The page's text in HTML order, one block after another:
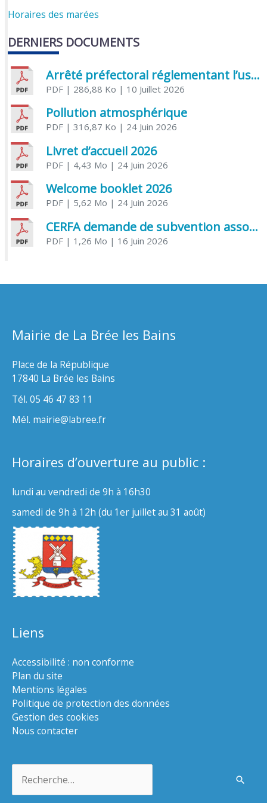
Horaires des marées
DERNIERS DOCUMENTS
Arrêté préfectoral réglementant l’usage de l’eau
PDF| 286,88 Ko | 10 Juillet 2026
Pollution atmosphérique
PDF| 316,87 Ko | 24 Juin 2026
Livret d’accueil 2026
PDF| 4,43 Mo | 24 Juin 2026
Welcome booklet 2026
PDF| 5,62 Mo | 24 Juin 2026
CERFA demande de subvention association
PDF| 1,26 Mo | 16 Juin 2026
Mairie de La Brée les Bains
Place de la République
17840 La Brée les Bains
Tél. 05 46 47 83 11
Mél. mairie@labree.fr
Horaires d’ouverture au public :
lundi au vendredi de 9h à 16h30
samedi de 9h à 12h (du 1er juillet au 31 août)
Liens
Accessibilité : non conforme
Plan du site
Mentions légales
Politique de protection des données
Gestion des cookies
Nous contacter